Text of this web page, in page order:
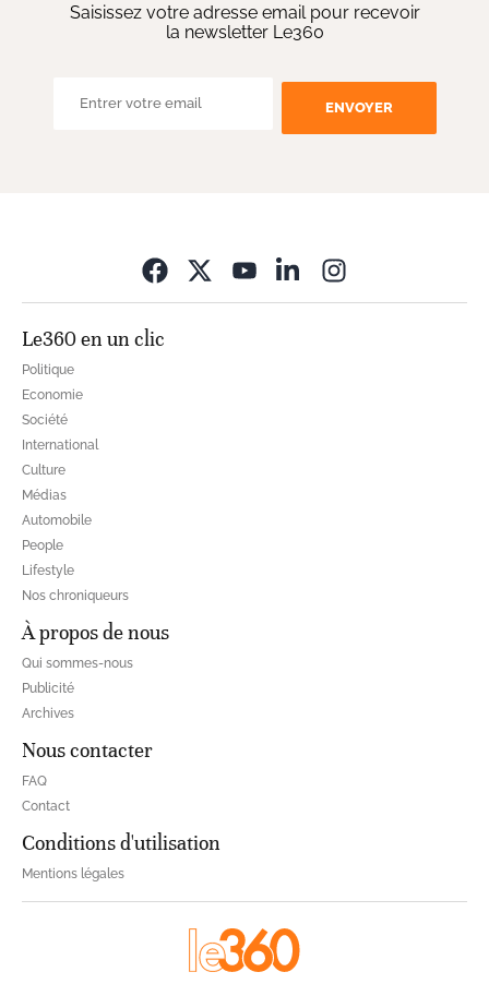
Saisissez votre adresse email pour recevoir
la newsletter Le360
ENVOYER
Le360 en un clic
Politique
Economie
Société
International
Culture
Médias
Automobile
People
Lifestyle
Nos chroniqueurs
À propos de nous
Qui sommes-nous
Publicité
Archives
Nous contacter
FAQ
Contact
Conditions d'utilisation
Mentions légales